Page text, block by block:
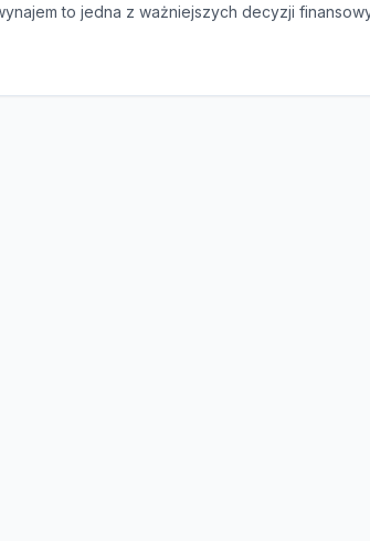
to jedna z ważniejszych decyzji